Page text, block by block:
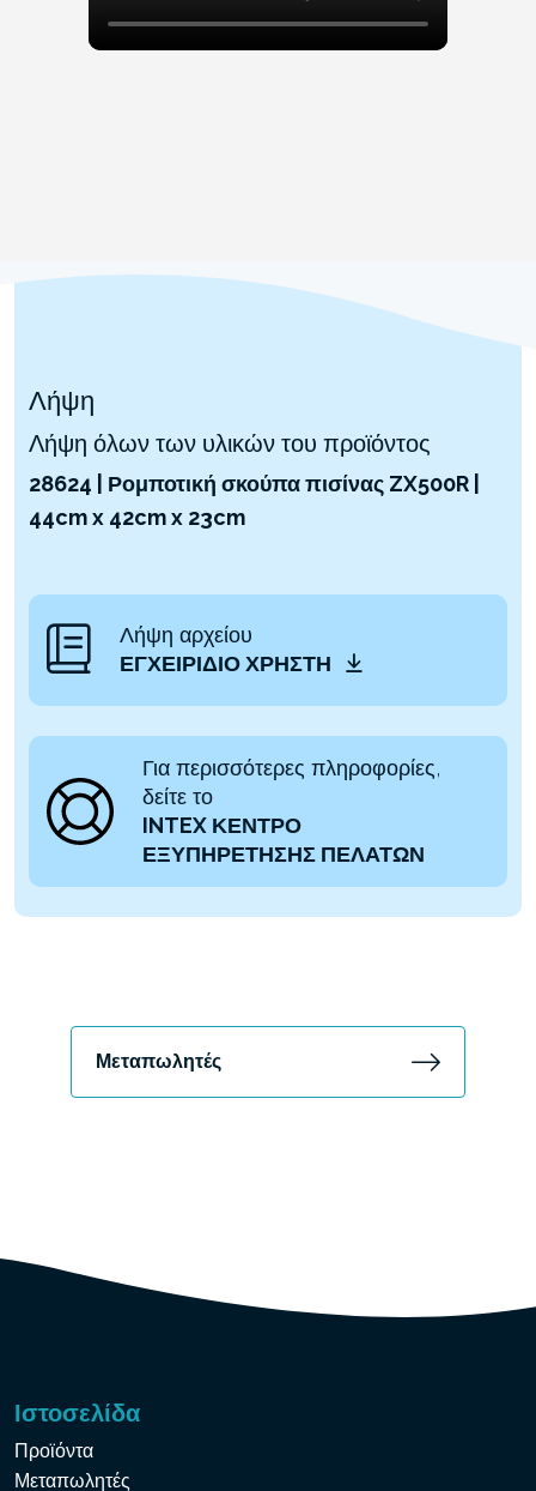
Λήψη
Λήψη όλων των υλικών του προϊόντος
28624 | Ρομποτική σκούπα πισίνας ZX500R |
44cm x 42cm x 23cm
Λήψη αρχείου
ΕΓΧΕΙΡΊΔΙΟ ΧΡΉΣΤΗ
Για περισσότερες πληροφορίες,
δείτε το
INTEX ΚΕΝΤΡΟ
ΕΞΥΠΗΡΕΤΗΣΗΣ ΠΕΛΑΤΩΝ
Μεταπωλητές
Ιστοσελίδα
Προϊόντα
Μεταπωλητές